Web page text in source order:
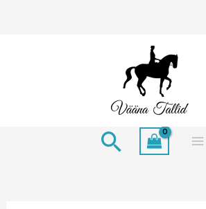
Search